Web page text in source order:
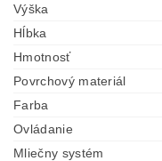
Výška
Hĺbka
Hmotnosť
Povrchový materiál
Farba
Ovládanie
Mliečny systém